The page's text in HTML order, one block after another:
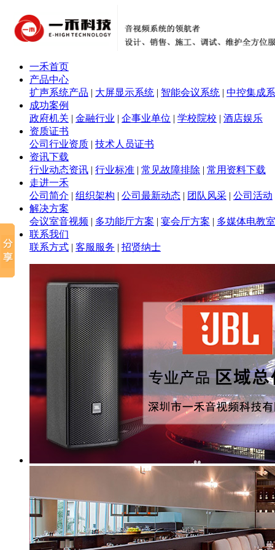
一禾首页
产品中心
扩声系统产品 | 大屏显示系统 | 智能会议系统 | 中控集成
成功案例
政府机关 | 金融行业 | 企事业单位 | 学校院校 | 酒店娱乐
资质证书
公司行业资质 | 技术人员证书
资讯下载
行业动态资讯 | 行业标准 | 常见故障排除 | 常用资料下载
走进一禾
公司简介 | 组织架构 | 公司最新动态 | 团队风采 | 公司活动
解决方案
会议室音视频 | 多功能厅方案 | 宴会厅方案 | 多媒体电教室
联系我们
联系方式 | 客服服务 | 招贤纳士